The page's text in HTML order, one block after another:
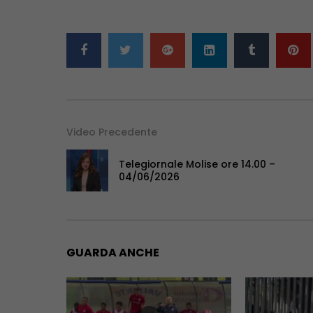
Video Precedente
Telegiornale Molise ore 14.00 –
04/06/2026
GUARDA ANCHE